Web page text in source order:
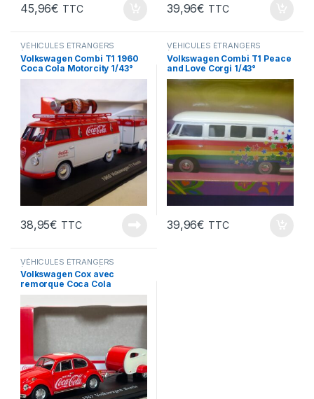
45,96€ TTC 39,96€ TTC
VÉHICULES ÉTRANGERS
(voitures,camions ...)
Volkswagen Combi T1 1960
Coca Cola Motorcity 1/43°
38,95€ TTC
VÉHICULES ÉTRANGERS
(voitures,camions ...)
Volkswagen Combi T1 Peace
and Love Corgi 1/43°
39,96€ TTC
VÉHICULES ÉTRANGERS
(voitures,camions ...)
Volkswagen Cox avec
remorque Coca Cola
Motorcity 1/43°